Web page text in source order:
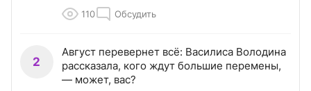
110 Обсудить
2
Август перевернет всё: Василиса Володина
рассказала, кого ждут большие перемены,
— может, вас?